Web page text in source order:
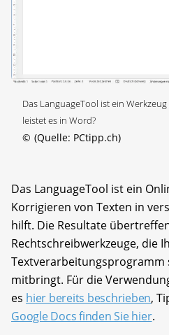
Das LanguageTool ist ein
leistet es in Word?
© (Quelle: PCtipp.ch)
Das LanguageTool ist ein
Korrigieren von Texten in
hilft. Die Resultate
Rechtschreibwerkzeuge, die
Textverarbeitungsprogramm
mitbringt. Für die
es hier bereits beschrieben,
Google Docs finden Sie hier.